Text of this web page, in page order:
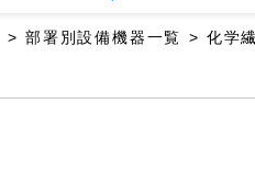
部署別設備機器一覧 化学